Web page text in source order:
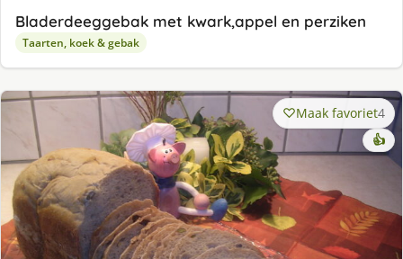
Bladerdeeggebak met kwark,appel en perziken
Taarten, koek & gebak
Maak favoriet4
👍